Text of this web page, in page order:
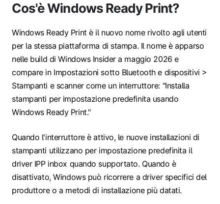
Cos'è Windows Ready Print?
Windows Ready Print è il nuovo nome rivolto agli utenti
per la stessa piattaforma di stampa. Il nome è apparso
nelle build di Windows Insider a maggio 2026 e
compare in Impostazioni sotto Bluetooth e dispositivi >
Stampanti e scanner come un interruttore: "Installa
stampanti per impostazione predefinita usando
Windows Ready Print."
Quando l'interruttore è attivo, le nuove installazioni di
stampanti utilizzano per impostazione predefinita il
driver IPP inbox quando supportato. Quando è
disattivato, Windows può ricorrere a driver specifici del
produttore o a metodi di installazione più datati.